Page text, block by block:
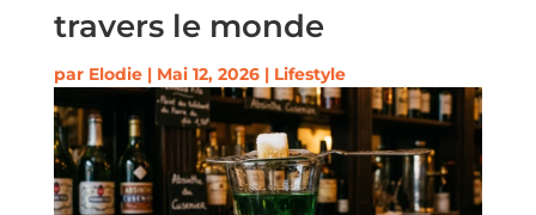
travers le monde
par Elodie| Mai 12, 2026| Lifestyle